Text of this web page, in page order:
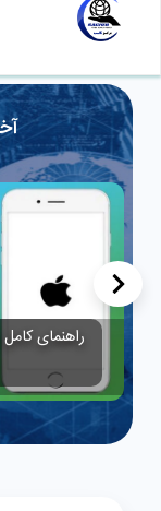
راهنمای
<